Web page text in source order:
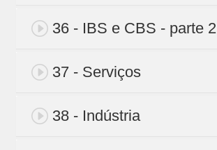
36 - IBS e CBS - parte 2
37 - Serviços
38 - Indústria